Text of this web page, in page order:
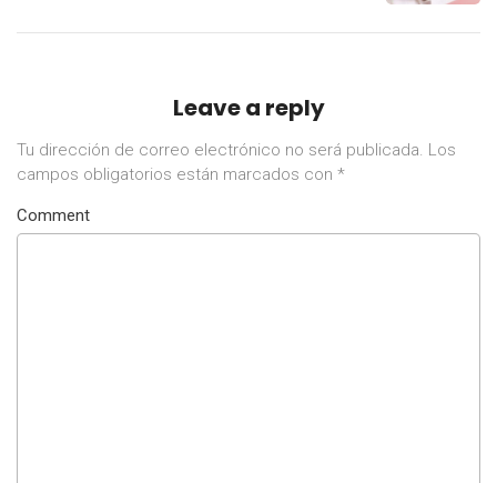
Leave a reply
Tu dirección de correo electrónico no será publicada. Los
campos obligatorios están marcados con *
Comment